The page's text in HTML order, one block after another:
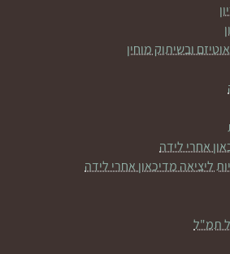
ובשיתוק מוחין
אחרי לידה
ליציאה מדיכאון אחרי לידה
תמ"ל